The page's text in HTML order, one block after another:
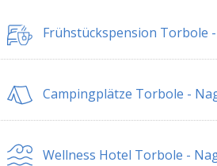
Frühstückspension Torbole
Campingplätze Torbole -
Wellness Hotel Torbole -